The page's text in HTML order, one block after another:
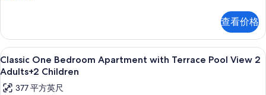
Adults+1
Child
的
所
with
Terrace
Pool
View
Adults+1
查看价格
显
示
Classic
高档床上用品、客房内保险箱、免费
10
Classic One Bedroom Apartment with Terrace Pool View 2
Adults+2 Children
377 平方英尺